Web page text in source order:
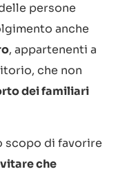
persone
anche
, appartenenti a
che non
dei familiari
scopo di favorire
che